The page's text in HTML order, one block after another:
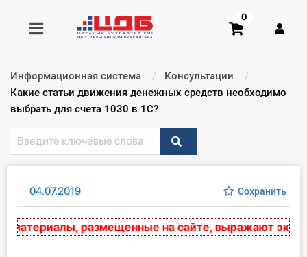
Получить консультацию
Главная ИС
Консультации
0
Информационная система
Консультации
Текущий:
Какие статьи движения денежных средств необходимо
выбрать для счета 1030 в 1С?
04.07.2019 Сохранить
размещенные на сайте, выражают